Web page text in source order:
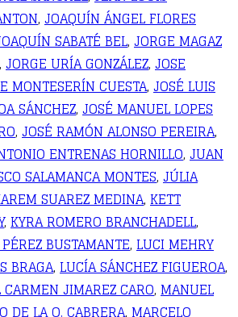
, JOAQUÍN ÁNGEL FLORES
SABATÉ BEL, JORGE MAGAZ
, JORGE URÍA GONZÁLEZ, JOSE
MONTESERÍN CUESTA, JOSÉ LUIS
SÁNCHEZ, JOSÉ MANUEL LOPES
, JOSÉ RAMÓN ALONSO PEREIRA,
ENTRENAS HORNILLO, JUAN
SALAMANCA MONTES, JÚLIA
SUAREZ MEDINA, KETT
, KYRA ROMERO BRANCHADELL,
BUSTAMANTE, LUCI MEHRY
BRAGA, LUCÍA SÁNCHEZ FIGUEROA,
JIMAREZ CARO, MANUEL
DE LA O. CABRERA, MARCELO